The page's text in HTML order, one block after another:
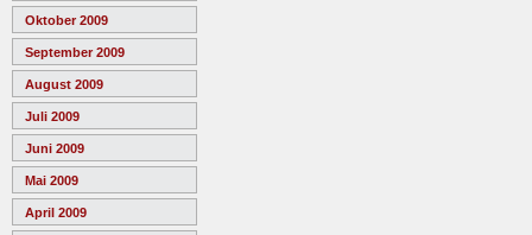
Oktober 2009
September 2009
August 2009
Juli 2009
Juni 2009
Mai 2009
April 2009